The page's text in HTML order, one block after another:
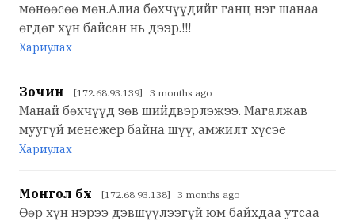
мөнөөсөө мөн.Алиа бөхчүүдийг ганц нэг шанаа
өгдөг хүн байсан нь дээр.!!!
Хариулах
Зочин [172.68.93.139] 3 months ago
Манай бөхчүүд зөв шийдвэрлэжээ. Магалжав
муугүй менежер байна шүү, амжилт хүсэе
Хариулах
Монгол бөх [172.68.93.138] 3 months ago
Өөр хүн нэрээ дэвшүүлээгүй юм байхдаа утсаа